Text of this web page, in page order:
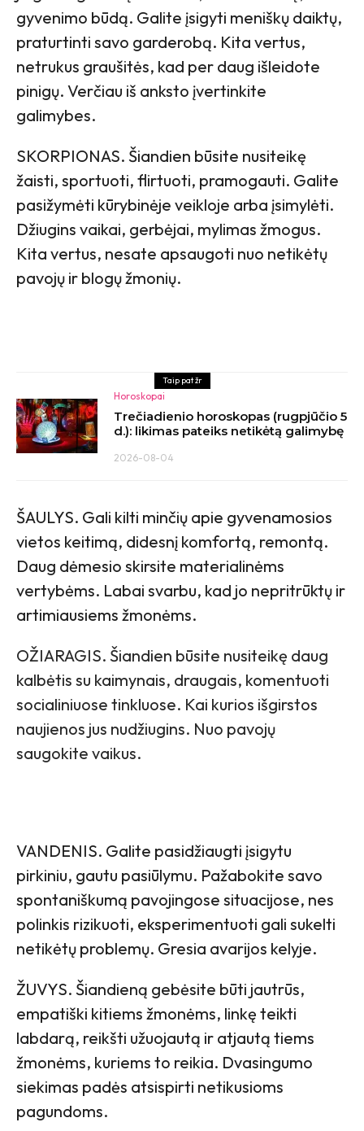
gyvenimo būdą. Galite įsigyti meniškų daiktų,
praturtinti savo garderobą. Kita vertus,
netrukus graušitės, kad per daug išleidote
pinigų. Verčiau iš anksto įvertinkite
galimybes.
SKORPIONAS. Šiandien būsite nusiteikę
žaisti, sportuoti, flirtuoti, pramogauti. Galite
pasižymėti kūrybinėje veikloje arba įsimylėti.
Džiugins vaikai, gerbėjai, mylimas žmogus.
Kita vertus, nesate apsaugoti nuo netikėtų
pavojų ir blogų žmonių.
Taip pat žr
Horoskopai
Trečiadienio horoskopas (rugpjūčio 5
d.): likimas pateiks netikėtą galimybę
2026-08-04
ŠAULYS. Gali kilti minčių apie gyvenamosios
vietos keitimą, didesnį komfortą, remontą.
Daug dėmesio skirsite materialinėms
vertybėms. Labai svarbu, kad jo nepritrūktų ir
artimiausiems žmonėms.
OŽIARAGIS. Šiandien būsite nusiteikę daug
kalbėtis su kaimynais, draugais, komentuoti
socialiniuose tinkluose. Kai kurios išgirstos
naujienos jus nudžiugins. Nuo pavojų
saugokite vaikus.
VANDENIS. Galite pasidžiaugti įsigytu
pirkiniu, gautu pasiūlymu. Pažabokite savo
spontaniškumą pavojingose situacijose, nes
polinkis rizikuoti, eksperimentuoti gali sukelti
netikėtų problemų. Gresia avarijos kelyje.
ŽUVYS. Šiandieną gebėsite būti jautrūs,
empatiški kitiems žmonėms, linkę teikti
labdarą, reikšti užuojautą ir atjautą tiems
žmonėms, kuriems to reikia. Dvasingumo
siekimas padės atsispirti netikusioms
pagundoms.